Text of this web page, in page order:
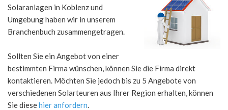
Solaranlagen in Koblenz und
Umgebung haben wir in unserem
Branchenbuch zusammengetragen.
Sollten Sie ein Angebot von einer
bestimmten Firma wünschen, können Sie die Firma direkt
kontaktieren. Möchten Sie jedoch bis zu 5 Angebote von
verschiedenen Solarteuren aus Ihrer Region erhalten, können
Sie diesehier anfordern.